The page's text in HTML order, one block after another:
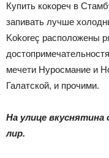
Купить кокореч в
запивать лучше
Kokoreç расположены
мечети Нуросмание и
Галатской, и прочими.
На улице вкуснятина
лир.